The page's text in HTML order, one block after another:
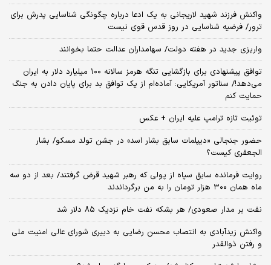
واکنش فرزند شهید لاریجانی به یک ادعا درباره چگونگی شناسایی پدرش برای
ترور/ فرضیه شناسایی در روز قدس قوی نیست
واریزی جدید در هفته دولت/ سهامداران عدالت حتما بخوانند
توافق پیشنهادی برای بازگشایی تنگه هرمز سالانه ۱۰۰ میلیارد دلار به ایران
می‌دهد!/ سناتور آمریکایی: آماده‌ام از یک توافق بد برای پایان دادن به جنگ
حمایت کنم
توئیت تازه ترامپ علیه ایران + عکس
حضور جنجالی «دیپلمات سابق بشار اسد» در جشن تولد مسکو/ بشار
الجعفری کیست؟
روایت فرمانده سابق سپاه از پولی که رهبر شهید قرض گرفتند/ بعد از دو سه
ماه همان ۳۰۰ هزار تومان را به من برگرداندند
نفت بر مدار صعودی/ هر بشکه نفت خام نزدیک ۸۵ دلار شد
واکنش زیدآبادی به انتصاب محسن رضایی به دبیری شورای عالی امنیت ملی
و رفتن ذوالقدر